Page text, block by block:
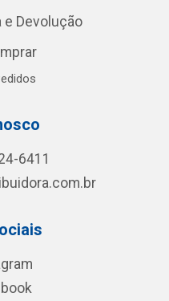
e Devolução
6411